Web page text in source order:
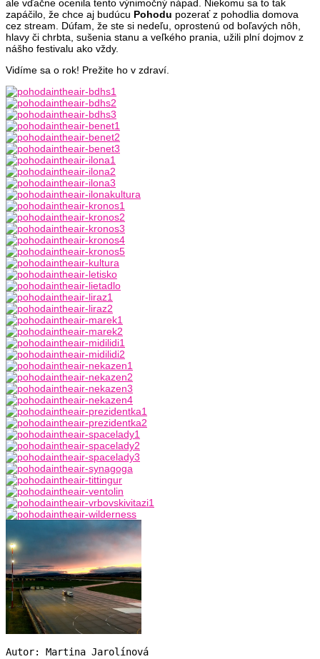
ale vďačne ocenila tento výnimočný nápad. Niekomu sa to tak
zapáčilo, že chce aj budúcu Pohodu pozerať z pohodlia domova
cez stream. Dúfam, že ste si nedeľu, oprostenú od boľavých nôh,
hlavy či chrbta, sušenia stanu a veľkého prania, užili plní dojmov z
nášho festivalu ako vždy.
Vidíme sa o rok! Prežite ho v zdraví.
Autor: Martina Jarolínová